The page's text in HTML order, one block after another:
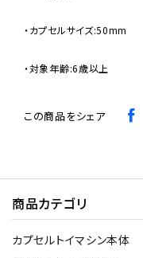
・カプセルサイズ:50mm
・対象年齢:6歳以上
この商品をシェア
商品カテゴリ
カプセルトイマシン本体